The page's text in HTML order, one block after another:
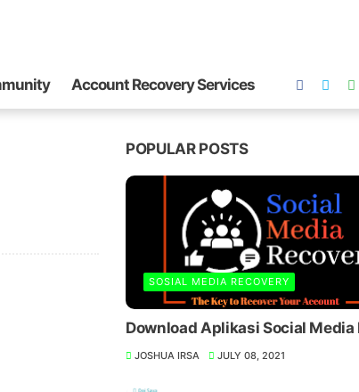
Account Recovery Services
POPULAR POSTS
SOSIAL MEDIA RECOVERY
Download Aplikasi Social Media
JOSHUA IRSA JULY 08, 2021